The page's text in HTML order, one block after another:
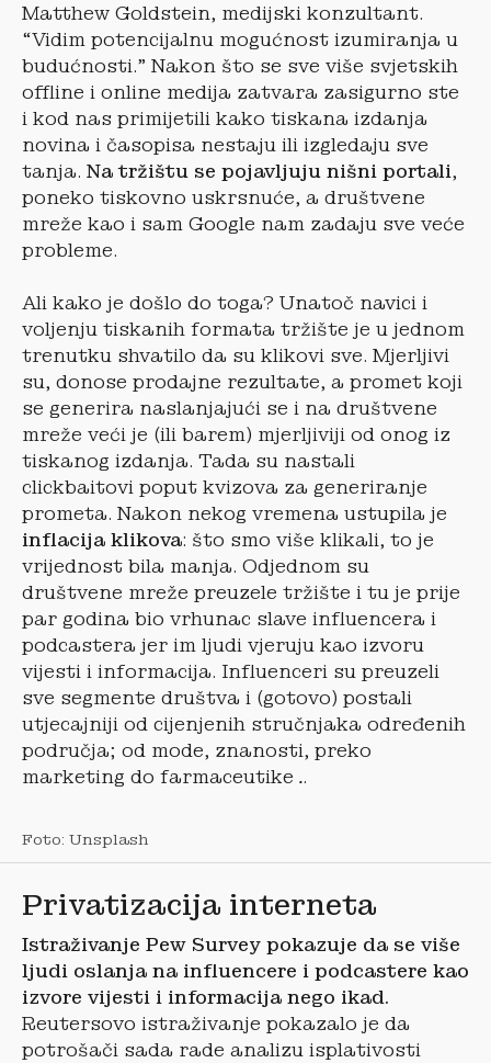
Matthew Goldstein, medijski konzultant.
“Vidim potencijalnu mogućnost izumiranja u
budućnosti.” Nakon što se sve više svjetskih
offline i online medija zatvara zasigurno ste
i kod nas primijetili kako tiskana izdanja
novina i časopisa nestaju ili izgledaju sve
tanja. Na tržištu se pojavljuju nišni portali,
poneko tiskovno uskrsnuće, a društvene
mreže kao i sam Google nam zadaju sve veće
probleme.
Ali kako je došlo do toga? Unatoč navici i
voljenju tiskanih formata tržište je u jednom
trenutku shvatilo da su klikovi sve. Mjerljivi
su, donose prodajne rezultate, a promet koji
se generira naslanjajući se i na društvene
mreže veći je (ili barem) mjerljiviji od onog iz
tiskanog izdanja. Tada su nastali
clickbaitovi poput kvizova za generiranje
prometa. Nakon nekog vremena ustupila je
inflacija klikova: što smo više klikali, to je
vrijednost bila manja. Odjednom su
društvene mreže preuzele tržište i tu je prije
par godina bio vrhunac slave influencera i
podcastera jer im ljudi vjeruju kao izvoru
vijesti i informacija. Influenceri su preuzeli
sve segmente društva i (gotovo) postali
utjecajniji od cijenjenih stručnjaka određenih
područja; od mode, znanosti, preko
marketing do farmaceutike…
Foto: Unsplash
Privatizacija interneta
Istraživanje Pew Survey pokazuje da se više
ljudi oslanja na influencere i podcastere kao
izvore vijesti i informacija nego ikad.
Reutersovo istraživanje pokazalo je da
potrošači sada rade analizu isplativosti